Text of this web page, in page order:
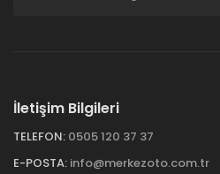
İletişim Bilgileri
TELEFON: 0505 120 37 37
E-POSTA: info@merkezoto.com.tr